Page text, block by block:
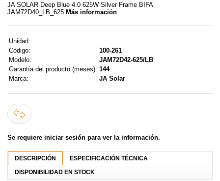
JA SOLAR Deep Blue 4.0 625W Silver Frame BIFA
JAM72D40_LB_625 Más información
Unidad:
Código:
100-261
Modelo:
JAM72D42-625/LB
Garantía del producto (meses): 144
Marca:
JA Solar
Se requiere iniciar sesión para ver la información.
DESCRIPCIÓN
ESPECIFICACIÓN TÉCNICA
DISPONIBILIDAD EN STOCK